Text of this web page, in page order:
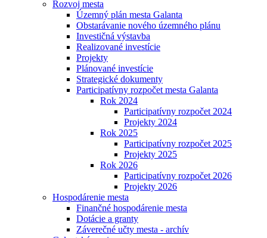
Rozvoj mesta
Územný plán mesta Galanta
Obstarávanie nového územného plánu
Investičná výstavba
Realizované investície
Projekty
Plánované investície
Strategické dokumenty
Participatívny rozpočet mesta Galanta
Rok 2024
Participatívny rozpočet 2024
Projekty 2024
Rok 2025
Participatívny rozpočet 2025
Projekty 2025
Rok 2026
Participatívny rozpočet 2026
Projekty 2026
Hospodárenie mesta
Finančné hospodárenie mesta
Dotácie a granty
Záverečné učty mesta - archív